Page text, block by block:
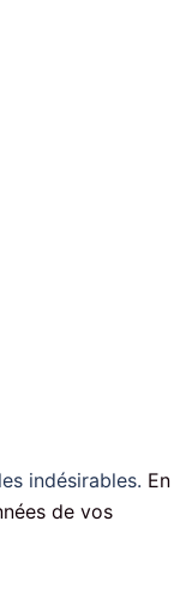
indésirables. En
de vos